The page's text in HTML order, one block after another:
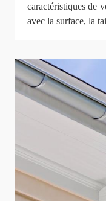
caractéristiques de
avec la surface, la